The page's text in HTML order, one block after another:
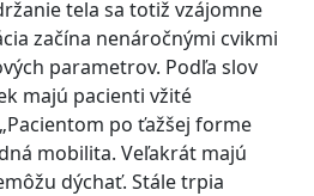
tela sa totiž vzájomne
začína nenáročnými cvikmi
parametrov. Podľa slov
majú pacienti vžité
po ťažšej forme
mobilita. Veľakrát majú
dýchať. Stále trpia